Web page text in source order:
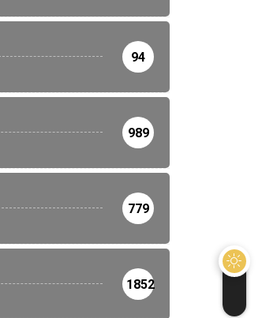
94
989
779
1852